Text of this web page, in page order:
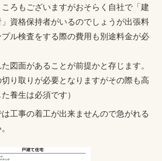
ろもございますがおそらく自社で「建
資格保持者がいるのでしょうが出張料
ル検査をする際の費用も別途料金が必
図面があることが前提かと存じます。
り取りが必要となりますがその際も高
養生は必須です）
工事の着工が出来ませんので急がれる